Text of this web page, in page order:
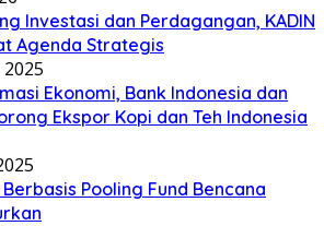
Investasi dan Perdagangan, KADIN
Agenda Strategis
Ekonomi, Bank Indonesia dan
Ekspor Kopi dan Teh Indonesia
Berbasis Pooling Fund Bencana